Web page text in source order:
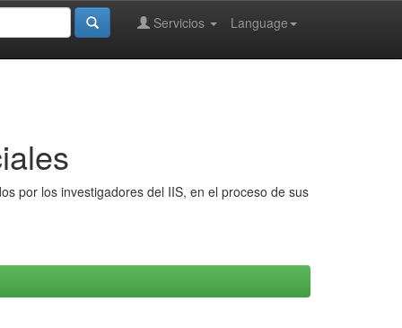
Language
Servicios
por los investigadores del IIS, en el proceso de sus